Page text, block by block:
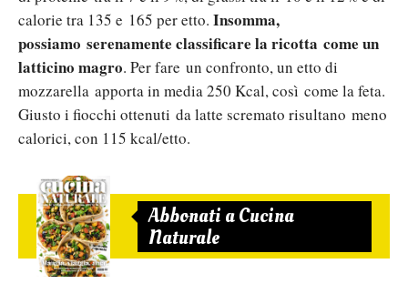
calorie tra 135 e 165 per etto. Insomma,
possiamo serenamente classificare la ricotta come un
latticino magro. Per fare un confronto, un etto di
mozzarella apporta in media 250 Kcal, così come la feta.
Giusto i fiocchi ottenuti da latte scremato risultano meno
calorici, con 115 kcal/etto.
Abbonati a Cucina
Naturale